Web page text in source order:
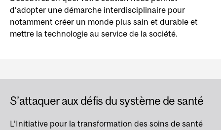
d’adopter une démarche interdisciplinaire pour
notamment créer un monde plus sain et durable et
mettre la technologie au service de la société.
S’attaquer aux défis du système de santé
L’Initiative pour la transformation des soins de santé